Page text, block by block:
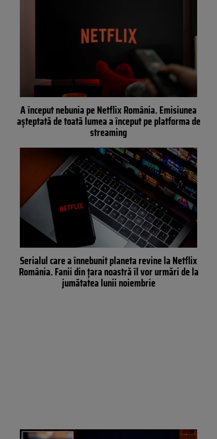
A început nebunia pe Netflix România. Emisiunea
așteptată de toată lumea a început pe platforma de
streaming
Serialul care a înnebunit planeta revine la Netflix
România. Fanii din țara noastră îl vor urmări de la
jumătatea lunii noiembrie